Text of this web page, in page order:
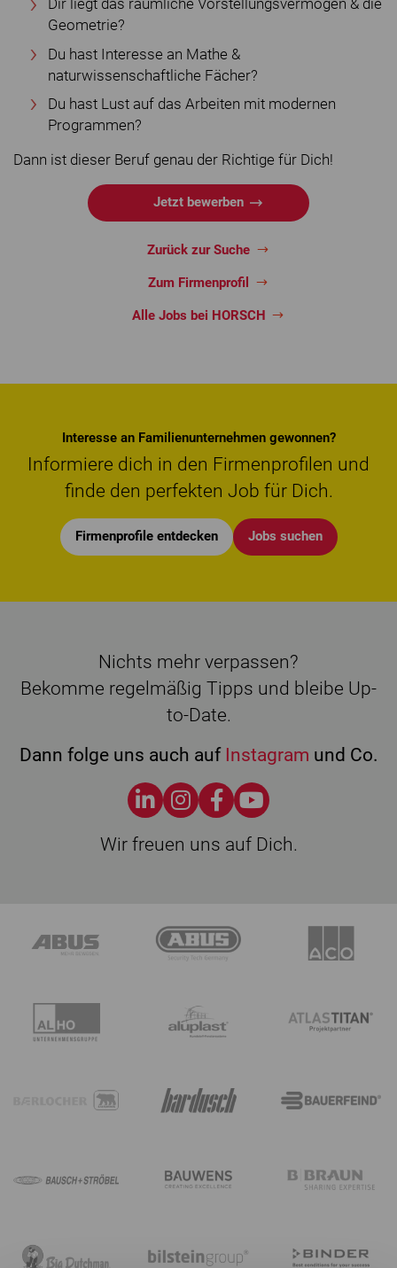
Dir liegt das räumliche Vorstellungsvermögen & die
Geometrie?
Du hast Interesse an Mathe &
naturwissenschaftliche Fächer?
Du hast Lust auf das Arbeiten mit modernen
Programmen?
Dann ist dieser Beruf genau der Richtige für Dich!
Jetzt bewerben
Zurück zur Suche
Zum Firmenprofil
Alle Jobs bei HORSCH
Interesse an Familienunternehmen gewonnen?
Informiere dich in den Firmenprofilen und
finde den perfekten Job für Dich.
Firmenprofile entdecken Jobs suchen
Nichts mehr verpassen?
Bekomme regelmäßig Tipps und bleibe Up-
to-Date.
Dann folge uns auch auf Instagram und Co.
Wir freuen uns auf Dich.